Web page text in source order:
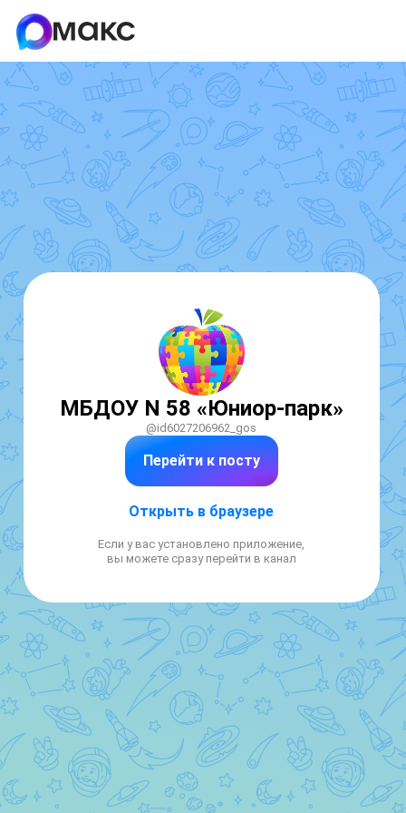
МБДОУ N 58 «Юниор-парк»
@id6027206962_gos
Перейти к посту
Открыть в браузере
Если у вас установлено приложение,
вы можете сразу перейти в канал